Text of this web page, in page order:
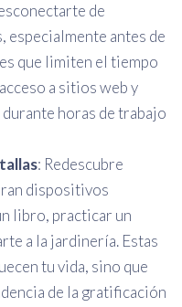
de
antes de
que limiten el tiempo
a sitios web y
horas de trabajo
: Redescubre
dispositivos
libro, practicar un
a la jardinería. Estas
tu vida, sino que
de la gratificación